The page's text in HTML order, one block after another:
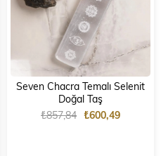
Seven Chacra Temalı Selenit
Doğal Taş
₺600,49
₺857,84